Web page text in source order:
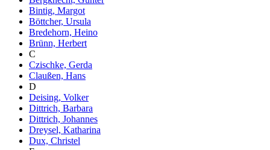
Bintig, Margot
Böttcher, Ursula
Bredehorn, Heino
Brünn, Herbert
C
Czischke, Gerda
Claußen, Hans
D
Deising, Volker
Dittrich, Barbara
Dittrich, Johannes
Dreysel, Katharina
Dux, Christel